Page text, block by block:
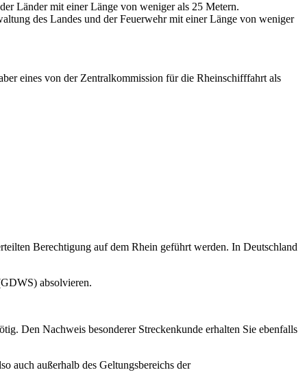
Länder mit einer Länge von weniger als 25 Metern.
des Landes und der Feuerwehr mit einer Länge von weniger
eines von der Zentralkommission für die Rheinschifffahrt als
Berechtigung auf dem Rhein geführt werden. In Deutschland
absolvieren.
Den Nachweis besonderer Streckenkunde erhalten Sie ebenfalls
auch außerhalb des Geltungsbereichs der